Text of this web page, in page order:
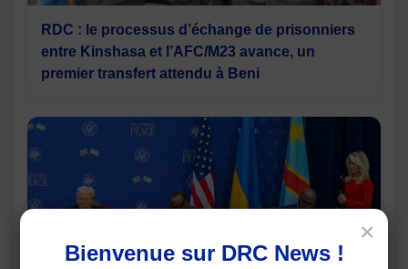
RDC : le processus d’échange de prisonniers
entre Kinshasa et l’AFC/M23 avance, un
premier transfert attendu à Beni
×
Bienvenue sur DRC News !